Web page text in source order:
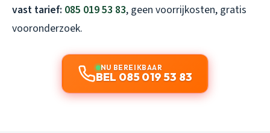
vast tarief: 085 019 53 83, geen voorrijkosten, gratis
vooronderzoek.
NU BEREIKBAAR
BEL 085 019 53 83